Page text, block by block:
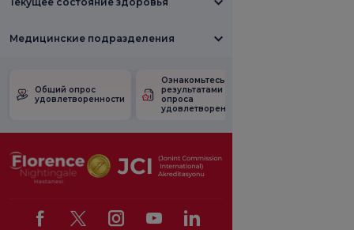
Медицинские подразделения
Общий опрос
удовлетворенности
Ознакомьтесь с
результатами
опроса
удовлетворенности.